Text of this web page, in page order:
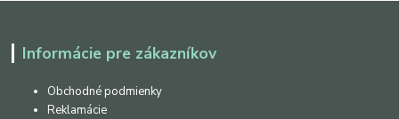
Informácie pre zákazníkov
Obchodné podmienky
Reklamácie